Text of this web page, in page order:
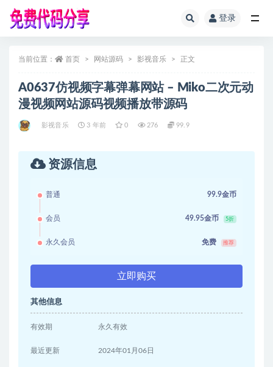
登录
当前位置： 首页 网站源码 影视音乐 正文
A0637仿视频字幕弹幕网站 – Miko二次元动
漫视频网站源码视频播放带源码
影视音乐 3 年前 0 276 99.9
资源信息
普通 99.9金币
会员 49.95金币 5折
永久会员 免费 推荐
立即购买
其他信息
有效期 永久有效
最近更新 2024年01月06日